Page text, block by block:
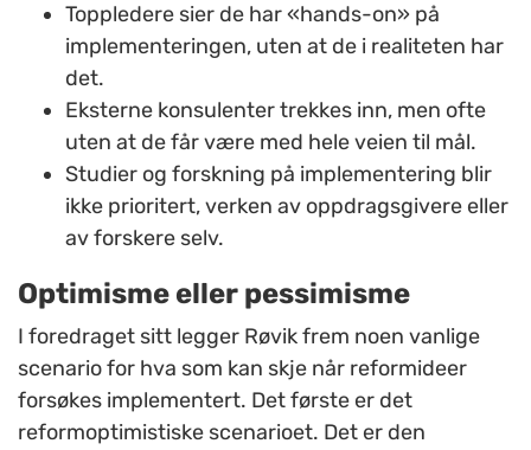
Toppledere sier de har «hands-on» på
implementeringen, uten at de i realiteten har
det.
Eksterne konsulenter trekkes inn, men ofte
uten at de får være med hele veien til mål.
Studier og forskning på implementering blir
ikke prioritert, verken av oppdragsgivere eller
av forskere selv.
Optimisme eller pessimisme
I foredraget sitt legger Røvik frem noen vanlige
scenario for hva som kan skje når reformideer
forsøkes implementert. Det første er det
reformoptimistiske scenarioet. Det er den